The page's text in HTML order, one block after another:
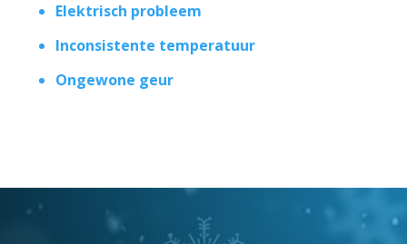
Elektrisch probleem
Inconsistente temperatuur
Ongewone geur